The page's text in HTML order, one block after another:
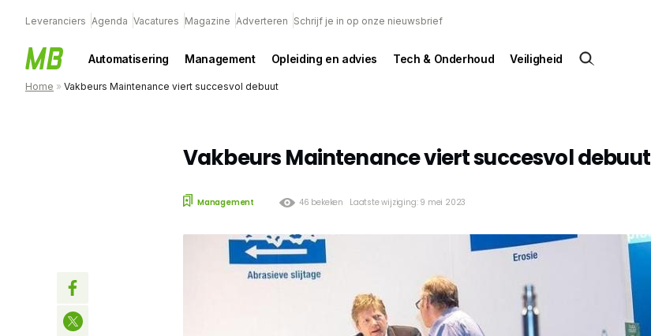
Leveranciers Agenda Vacatures Magazine Adverteren Schrijf je in op onze nieuwsbrief
Automatisering Management Opleiding en advies Tech & Onderhoud Veiligheid
Home » Vakbeurs Maintenance viert succesvol debuut
Vakbeurs Maintenance viert succesvol debuut
Management 46 bekeken Laatste wijziging: 9 mei 2023